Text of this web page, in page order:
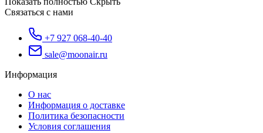
Связаться с нами
+7 927 068-40-40
sale@moonair.ru
Информация
О нас
Информация о доставке
Политика безопасности
Условия соглашения